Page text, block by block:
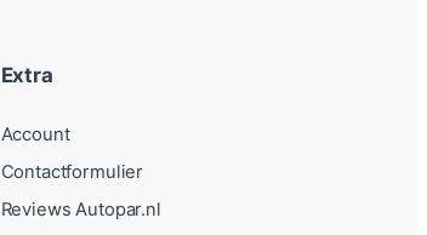
Extra
Account
Contactformulier
Reviews Autopar.nl